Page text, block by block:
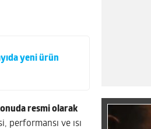
yeni ürün
resmi olarak
performansı ve ısı